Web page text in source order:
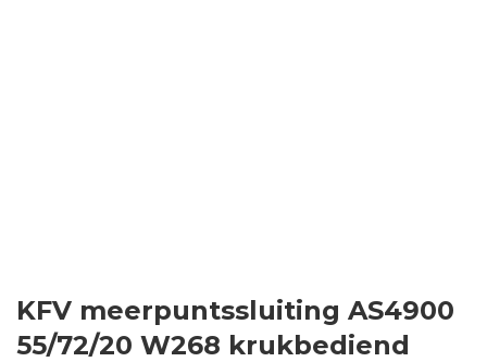
Login
KFV meerpuntssluiting AS4900
55/72/20 W268 krukbediend